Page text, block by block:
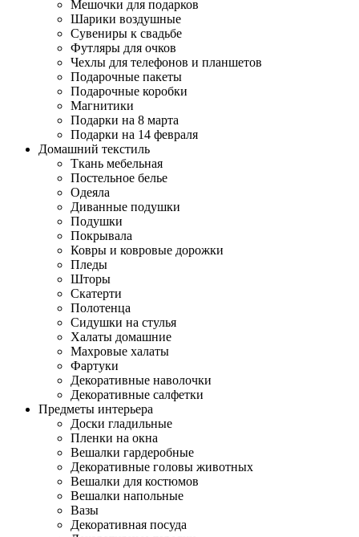
Мешочки для подарков
Шарики воздушные
Сувениры к свадьбе
Футляры для очков
Чехлы для телефонов и планшетов
Подарочные пакеты
Подарочные коробки
Магнитики
Подарки на 8 марта
Подарки на 14 февраля
Домашний текстиль
Ткань мебельная
Постельное белье
Одеяла
Диванные подушки
Подушки
Покрывала
Ковры и ковровые дорожки
Пледы
Шторы
Скатерти
Полотенца
Сидушки на стулья
Халаты домашние
Махровые халаты
Фартуки
Декоративные наволочки
Декоративные салфетки
Предметы интерьера
Доски гладильные
Пленки на окна
Вешалки гардеробные
Декоративные головы животных
Вешалки для костюмов
Вешалки напольные
Вазы
Декоративная посуда